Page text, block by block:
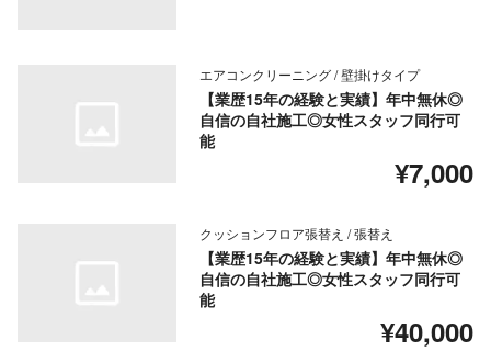
エアコンクリーニング / 壁掛けタイプ
【業歴15年の経験と実績】年中無休◎
自信の自社施工◎女性スタッフ同行可
能
¥7,000
クッションフロア張替え / 張替え
【業歴15年の経験と実績】年中無休◎
自信の自社施工◎女性スタッフ同行可
能
¥40,000